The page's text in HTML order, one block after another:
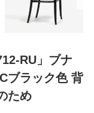
RU」ブナ
ブラック色 背
ため